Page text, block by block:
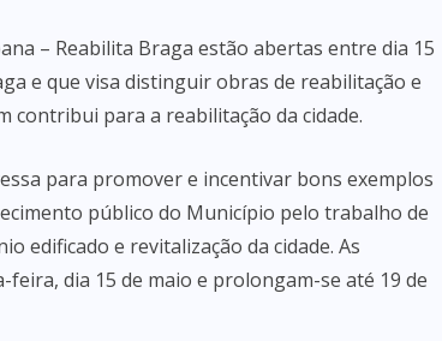
– Reabilita Braga estão abertas entre dia 15
e que visa distinguir obras de reabilitação e
contribui para a reabilitação da cidade.
para promover e incentivar bons exemplos
público do Município pelo trabalho de
edificado e revitalização da cidade. As
dia 15 de maio e prolongam-se até 19 de